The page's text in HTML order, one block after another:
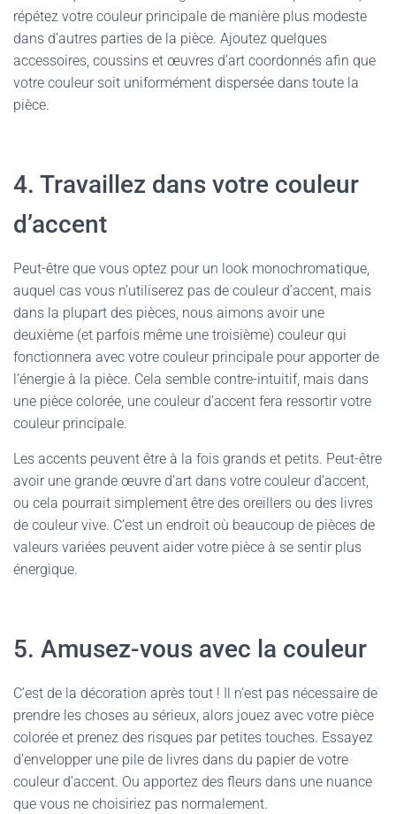
répétez votre couleur principale de manière plus modeste
dans d’autres parties de la pièce. Ajoutez quelques
accessoires, coussins et œuvres d’art coordonnés afin que
votre couleur soit uniformément dispersée dans toute la
pièce.
4. Travaillez dans votre couleur
d’accent
Peut-être que vous optez pour un look monochromatique,
auquel cas vous n’utiliserez pas de couleur d’accent, mais
dans la plupart des pièces, nous aimons avoir une
deuxième (et parfois même une troisième) couleur qui
fonctionnera avec votre couleur principale pour apporter de
l’énergie à la pièce. Cela semble contre-intuitif, mais dans
une pièce colorée, une couleur d’accent fera ressortir votre
couleur principale.
Les accents peuvent être à la fois grands et petits. Peut-être
avoir une grande œuvre d’art dans votre couleur d’accent,
ou cela pourrait simplement être des oreillers ou des livres
de couleur vive. C’est un endroit où beaucoup de pièces de
valeurs variées peuvent aider votre pièce à se sentir plus
énergique.
5. Amusez-vous avec la couleur
C’est de la décoration après tout ! Il n’est pas nécessaire de
prendre les choses au sérieux, alors jouez avec votre pièce
colorée et prenez des risques par petites touches. Essayez
d’envelopper une pile de livres dans du papier de votre
couleur d’accent. Ou apportez des fleurs dans une nuance
que vous ne choisiriez pas normalement.